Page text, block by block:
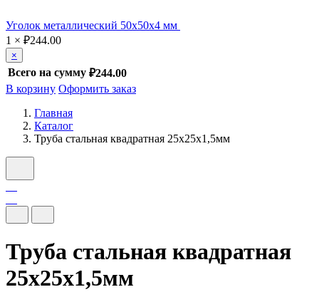
Уголок металлический 50x50x4 мм
1 × ₽244.00
×
Всего на сумму ₽244.00
В корзину Оформить заказ
Главная
Каталог
Труба стальная квадратная 25х25х1,5мм
Труба стальная квадратная
25х25х1,5мм